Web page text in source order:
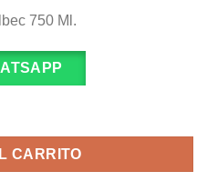
750 Ml.
750 Ml. cantidad
CARRITO